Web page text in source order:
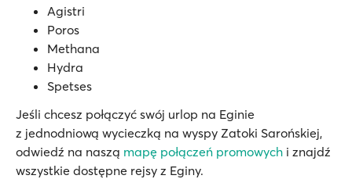
Agistri
Poros
Methana
Hydra
Spetses
Jeśli chcesz połączyć swój urlop na Eginie
z jednodniową wycieczką na wyspy Zatoki Sarońskiej,
odwiedź na naszą mapę połączeń promowych i znajdź
wszystkie dostępne rejsy z Eginy.